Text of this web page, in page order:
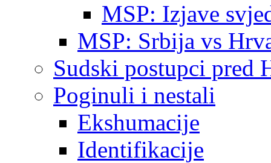
MSP: Izjave
MSP: Srbija vs
Sudski postupci pred
Poginuli i nestali
Ekshumacije
Identifikacije